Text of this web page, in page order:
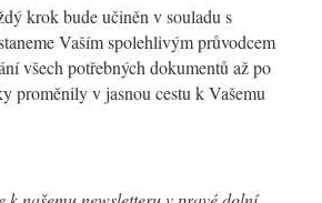
krok bude učiněn v souladu s
Vaším spolehlivým průvodcem
všech potřebných dokumentů až po
proměnily v jasnou cestu k Vašemu